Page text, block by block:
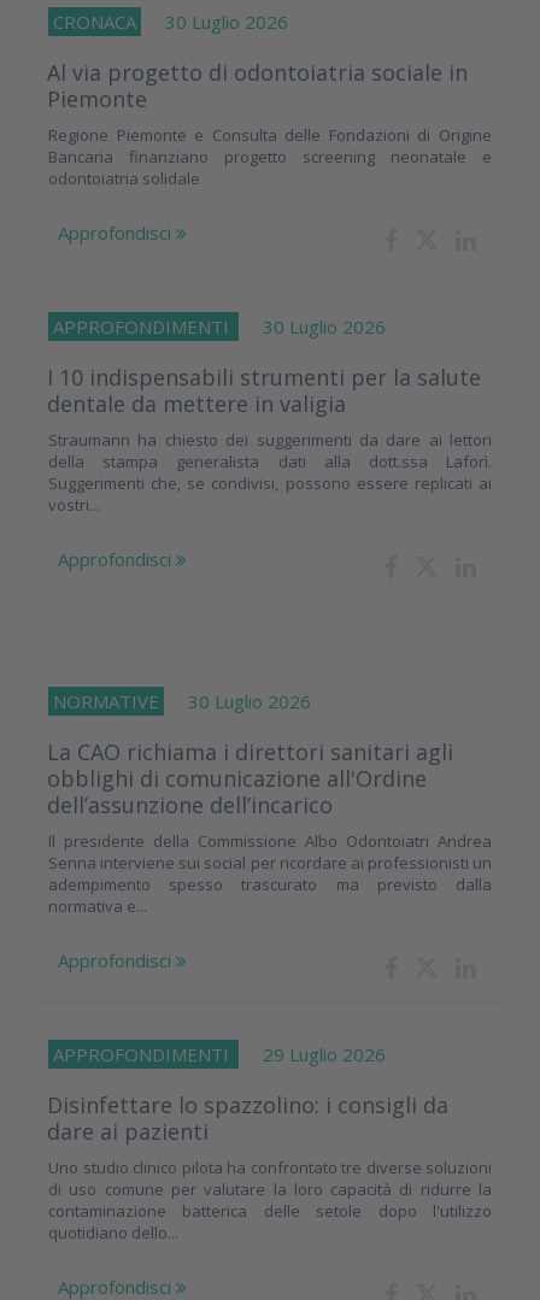
CRONACA 30 Luglio 2026
Al via progetto di odontoiatria sociale in
Piemonte
Regione Piemonte e Consulta delle Fondazioni di Origine
Bancaria finanziano progetto screening neonatale e
odontoiatria solidale
Approfondisci
APPROFONDIMENTI 30 Luglio 2026
I 10 indispensabili strumenti per la salute
dentale da mettere in valigia
Straumann ha chiesto dei suggerimenti da dare ai lettori
della stampa generalista dati alla dott.ssa Laforì.
Suggerimenti che, se condivisi, possono essere replicati ai
vostri...
Approfondisci
NORMATIVE 30 Luglio 2026
La CAO richiama i direttori sanitari agli
obblighi di comunicazione all'Ordine
dell’assunzione dell’incarico
Il presidente della Commissione Albo Odontoiatri Andrea
Senna interviene sui social per ricordare ai professionisti un
adempimento spesso trascurato ma previsto dalla
normativa e...
Approfondisci
APPROFONDIMENTI 29 Luglio 2026
Disinfettare lo spazzolino: i consigli da
dare ai pazienti
Uno studio clinico pilota ha confrontato tre diverse soluzioni
di uso comune per valutare la loro capacità di ridurre la
contaminazione batterica delle setole dopo l'utilizzo
quotidiano dello...
Approfondisci